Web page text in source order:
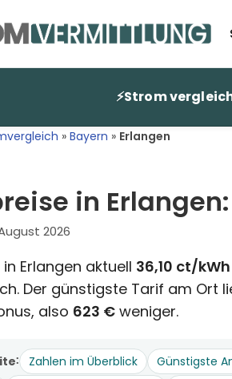
⚡Strom
» Bayern » Erlangen
in
2026
Erlangen aktuell 36,10 ct/kWh
Der günstigste Tarif am Ort
also 623 € weniger.
Zahlen im Überblick Günstigste